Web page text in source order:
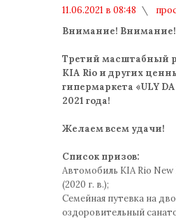
11.06.2021 в 08:48
Внимание! Внимание!
Третий масштабный
KIA Rio и других
гипермаркета «ULY
2021 года!
Желаем всем удачи!
Список призов:
Автомобиль KIA Rio New
(2020 г. в.);
Семейная путевка на
оздоровительный